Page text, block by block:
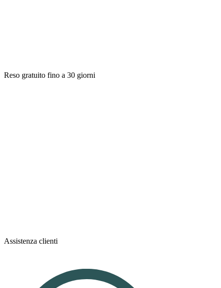
Reso gratuito fino a 30 giorni
Assistenza clienti